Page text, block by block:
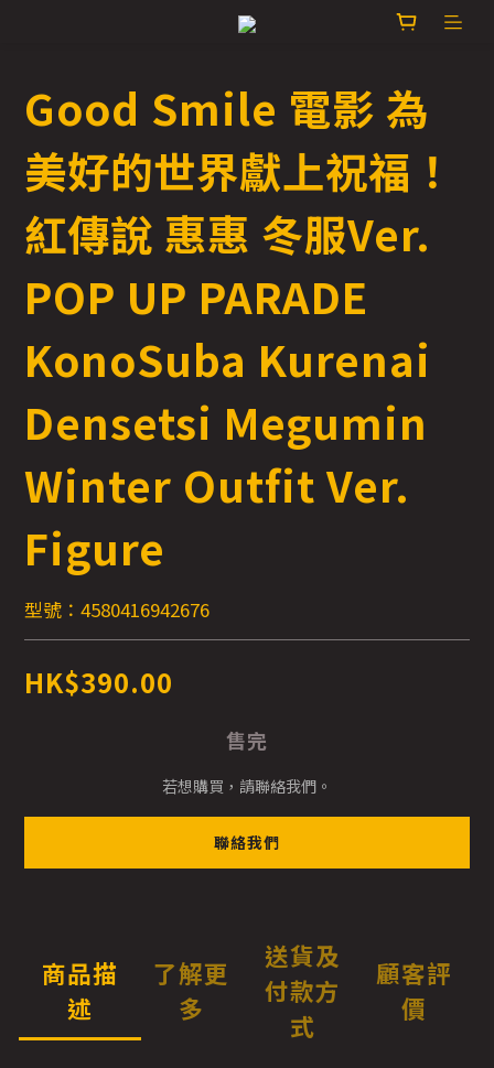
Good Smile 電影 為
美好的世界獻上祝福！
紅傳說 惠惠 冬服Ver.
POP UP PARADE
KonoSuba Kurenai
Densetsi Megumin
Winter Outfit Ver.
Figure
型號：4580416942676
HK$390.00
售完
若想購買，請聯絡我們。
聯絡我們
商品描
述
了解更
多
送貨及
付款方
式
顧客評
價